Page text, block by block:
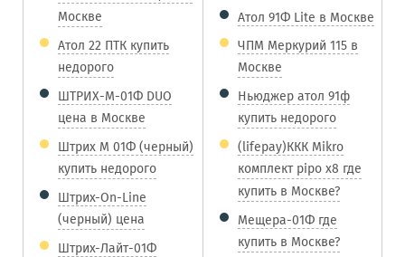
Москве
Атол 22 ПТК купить
недорого
ШТРИХ-М-01Ф DUO
цена в Москве
Штрих М 01Ф (черный)
купить недорого
Штрих-On-Line
(черный) цена
Штрих-Лайт-01Ф
Атол 91Ф Lite в Москве
ЧПМ Меркурий 115 в
Москве
Ньюджер атол 91ф
купить недорого
(lifepay)ККК Mikro
комплект pipo x8 где
купить в Москве?
Мещера-01Ф где
купить в Москве?